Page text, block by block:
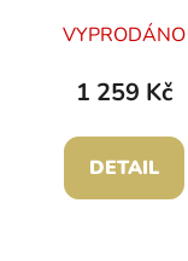
VYPRODÁNO
1 259 Kč
DETAIL